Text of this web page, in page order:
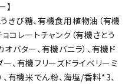
】
きび糖、有機食用植物油（有機
コレートチャンク（有機さとう
バター、有機バニラ）、有機ド
、有機フリーズドライベリーミ
、有機米でん粉、海塩/香料*3、